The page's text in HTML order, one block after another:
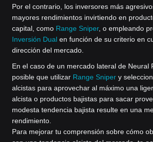
Por el contrario, los inversores más
mayores rendimientos invirtiendo en
capital, como Range Sniper, o empleando
Inversión Dual en función de su criterio en
dirección del mercado.
En el caso de un mercado lateral de Neural
posible que utilizar Range Sniper y
alcistas para aprovechar al máximo una
alcista o productos bajistas para sacar
modesta tendencia bajista resulte en una
rendimiento.
Para mejorar tu comprensión sobre cómo